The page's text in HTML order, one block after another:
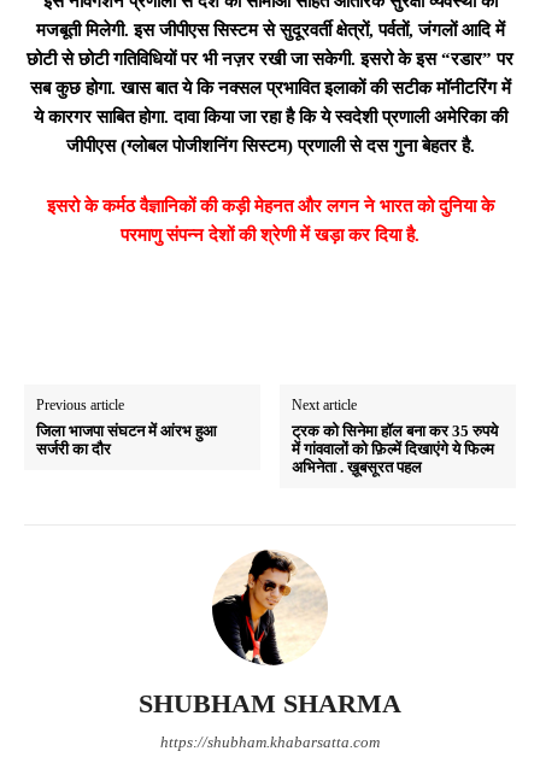
मजबूती मिलेगी. इस जीपीएस सिस्टम से सुदूरवर्ती क्षेत्रों, पर्वतों, जंगलों आदि में
छोटी से छोटी गतिविधियों पर भी नज़र रखी जा सकेगी. इसरो के इस “रडार” पर
सब कुछ होगा. खास बात ये कि नक्सल प्रभावित इलाकों की सटीक मॉनीटरिंग में
ये कारगर साबित होगा. दावा किया जा रहा है कि ये स्वदेशी प्रणाली अमेरिका की
जीपीएस (ग्लोबल पोजीशनिंग सिस्टम) प्रणाली से दस गुना बेहतर है.
इसरो के कर्मठ वैज्ञानिकों की कड़ी मेहनत और लगन ने भारत को दुनिया के
परमाणु संपन्न देशों की श्रेणी में खड़ा कर दिया है.
Previous article
जिला भाजपा संघटन में आंरभ हुआ
सर्जरी का दौर
Next article
ट्रक को सिनेमा हॉल बना कर 35 रुपये
में गांववालों को फ़िल्में दिखाएंगे ये फिल्म
अभिनेता . ख़ूबसूरत पहल
SHUBHAM SHARMA
https://shubham.khabarsatta.com